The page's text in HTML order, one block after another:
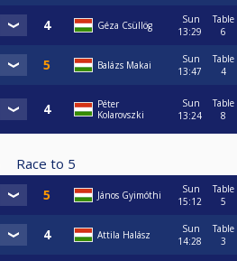
Géza Csüllög
Sun
13:29
Table
6
Balázs Makai
Sun
13:47
Table
4
Péter
Kolarovszki
Sun
13:24
Table
8
Race to 5
János Gyimóthi
Sun
15:12
Table
5
Attila Halász
Sun
14:28
Table
3